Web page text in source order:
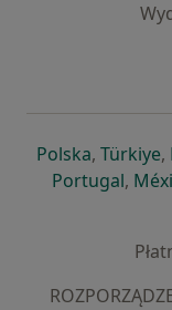
Polskaotwiera
, Türkiye,
Portugal,